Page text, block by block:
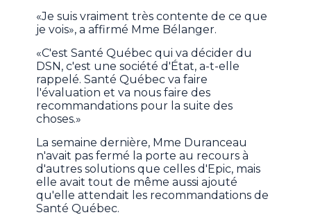
«Je suis vraiment très contente de ce que
je vois», a affirmé Mme Bélanger.
«C'est Santé Québec qui va décider du
DSN, c'est une société d'État, a-t-elle
rappelé. Santé Québec va faire
l'évaluation et va nous faire des
recommandations pour la suite des
choses.»
La semaine dernière, Mme Duranceau
n'avait pas fermé la porte au recours à
d'autres solutions que celles d'Epic, mais
elle avait tout de même aussi ajouté
qu'elle attendait les recommandations de
Santé Québec.